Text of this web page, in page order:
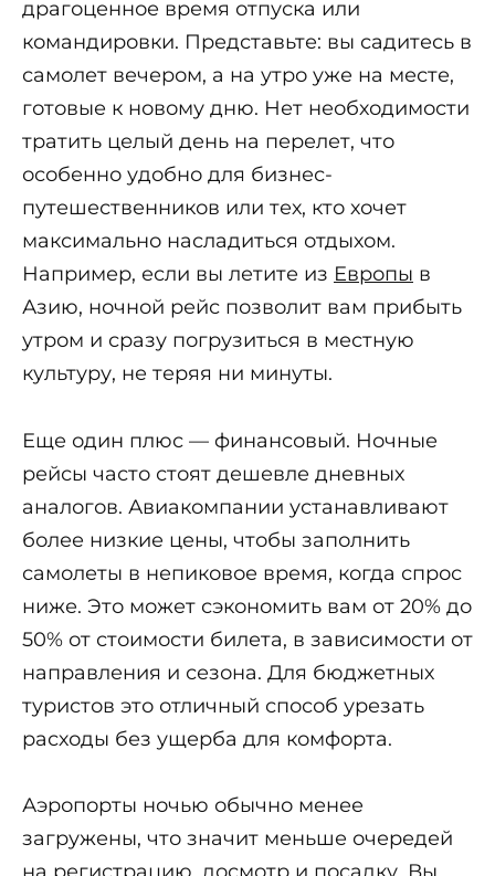
драгоценное время отпуска или
командировки. Представьте: вы садитесь в
самолет вечером, а на утро уже на месте,
готовые к новому дню. Нет необходимости
тратить целый день на перелет, что
особенно удобно для бизнес-
путешественников или тех, кто хочет
максимально насладиться отдыхом.
Например, если вы летите из Европы в
Азию, ночной рейс позволит вам прибыть
утром и сразу погрузиться в местную
культуру, не теряя ни минуты.
Еще один плюс — финансовый. Ночные
рейсы часто стоят дешевле дневных
аналогов. Авиакомпании устанавливают
более низкие цены, чтобы заполнить
самолеты в непиковое время, когда спрос
ниже. Это может сэкономить вам от 20% до
50% от стоимости билета, в зависимости от
направления и сезона. Для бюджетных
туристов это отличный способ урезать
расходы без ущерба для комфорта.
Аэропорты ночью обычно менее
загружены, что значит меньше очередей